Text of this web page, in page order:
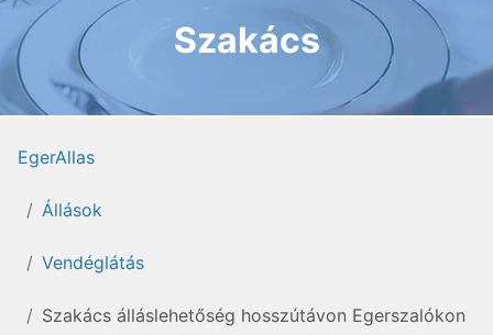
Szakács
EgerAllas
Állások
Vendéglátás
Szakács álláslehetőség hosszútávon Egerszalókon